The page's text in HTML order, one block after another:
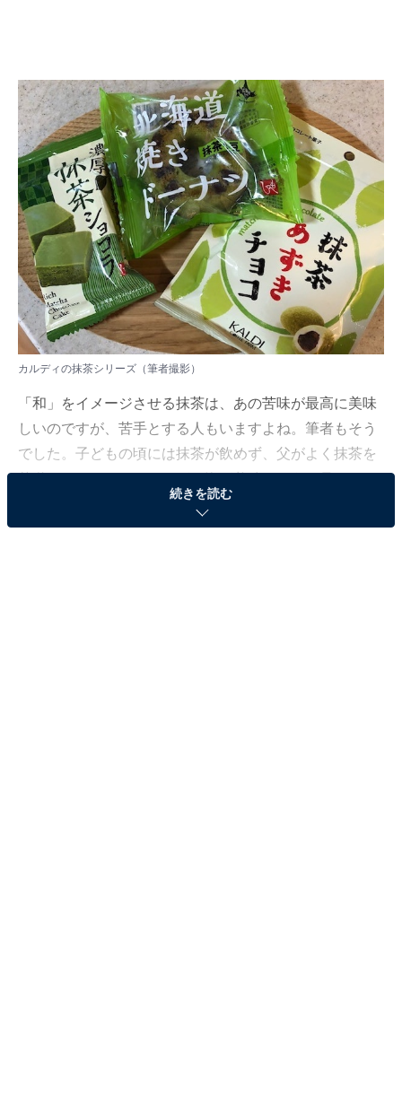
カルディの抹茶シリーズ（筆者撮影）
「和」をイメージさせる抹茶は、あの苦味が最高に美味
しいのですが、苦手とする人もいますよね。筆者もそう
でした。子どもの頃には抹茶が飲めず、父がよく抹茶を
のの、実際には苦くて苦くて。それが大人になり、今で
はすっかり多少の苦味では満足できないくらいになって
続きを読む